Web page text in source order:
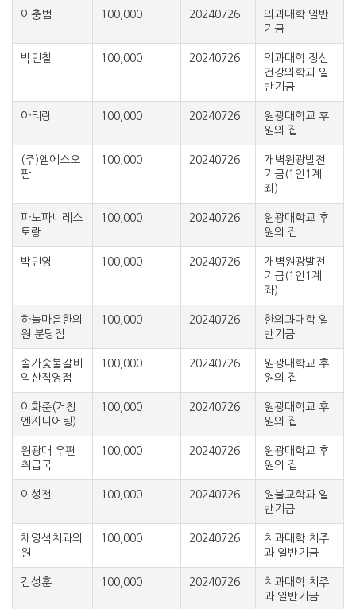
이충범 100,000 20240726
의과대학 일반
기금
박민철 100,000 20240726
의과대학 정신
건강의학과 일
반기금
아리랑 100,000 20240726
원광대학교 후
원의 집
(주)엠에스오
팜
100,000 20240726
개벽원광발전
기금(1인1계
좌)
파노파니레스
토랑
100,000 20240726
원광대학교 후
원의 집
박민영 100,000 20240726
개벽원광발전
기금(1인1계
좌)
하늘마음한의
원 분당점
100,000 20240726
한의과대학 일
반기금
솔가숯불갈비
익산직영점
100,000 20240726
원광대학교 후
원의 집
이화준(거창
엔지니어링)
100,000 20240726
원광대학교 후
원의 집
원광대 우편
취급국
100,000 20240726
원광대학교 후
원의 집
이성전 100,000 20240726
원불교학과 일
반기금
채영석치과의
원
100,000 20240726
치과대학 치주
과 일반기금
김성훈 100,000 20240726
치과대학 치주
과 일반기금